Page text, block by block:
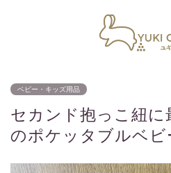
ベビー・キッズ用品
セカンド抱っこ紐に
のポケッタブルベビ